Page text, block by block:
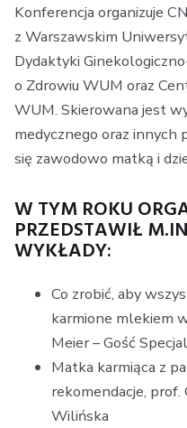
Konferencja organizuje
z Warszawskim
Dydaktyki
o Zdrowiu WUM oraz
WUM. Skierowana jest
medycznego oraz innych
się zawodowo matką i
W TYM ROKU
PRZEDSTAWIŁ
WYKŁADY:
Co zrobić, aby
karmione mlekiem
Meier – Gość
Matka karmiąca z
rekomendacje, prof.
Wilińska